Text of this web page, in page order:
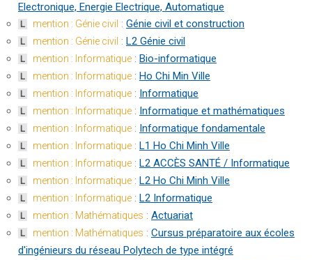
Electronique, Energie Electrique, Automatique
L mention : Génie civil : Génie civil et construction
L mention : Génie civil : L2 Génie civil
L mention : Informatique : Bio-informatique
L mention : Informatique : Ho Chi Min Ville
L mention : Informatique : Informatique
L mention : Informatique : Informatique et mathématiques
L mention : Informatique : Informatique fondamentale
L mention : Informatique : L1 Ho Chi Minh Ville
L mention : Informatique : L2 ACCÈS SANTÉ / Informatique
L mention : Informatique : L2 Ho Chi Minh Ville
L mention : Informatique : L2 Informatique
L mention : Mathématiques : Actuariat
L mention : Mathématiques : Cursus préparatoire aux écoles
d'ingénieurs du réseau Polytech de type intégré